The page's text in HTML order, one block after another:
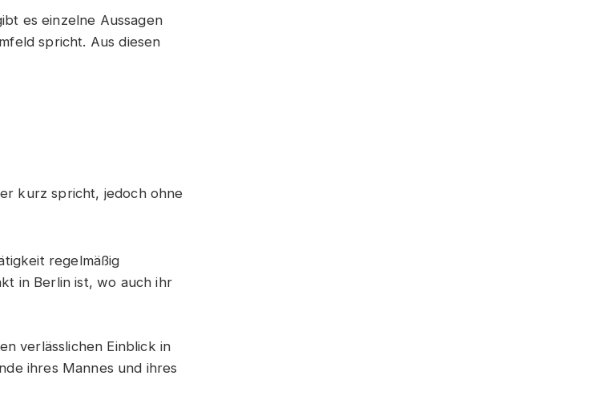
es einzelne Aussagen
spricht. Aus diesen
kurz spricht, jedoch ohne
regelmäßig
in Berlin ist, wo auch ihr
verlässlichen Einblick in
ihres Mannes und ihres